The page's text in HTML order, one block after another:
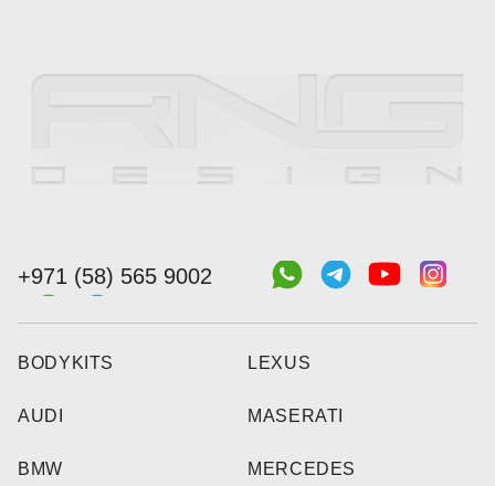
+971 (58) 565 9002
BODYKITS
AUDI
BMW
LEXUS
MASERATI
MERCEDES